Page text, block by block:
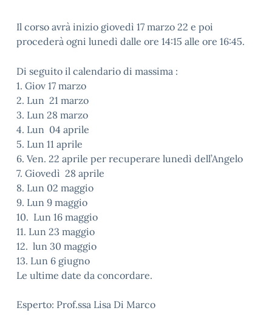
Il corso avrà inizio giovedì 17 marzo 22 e poi
procederà ogni lunedì dalle ore 14:15 alle ore 16:45.
Di seguito il calendario di massima :
1. Giov 17 marzo
2. Lun 21 marzo
3. Lun 28 marzo
4. Lun 04 aprile
5. Lun 11 aprile
6. Ven. 22 aprile per recuperare lunedì dell’Angelo
7. Giovedì 28 aprile
8. Lun 02 maggio
9. Lun 9 maggio
10. Lun 16 maggio
11. Lun 23 maggio
12. lun 30 maggio
13. Lun 6 giugno
Le ultime date da concordare.
Esperto: Prof.ssa Lisa Di Marco